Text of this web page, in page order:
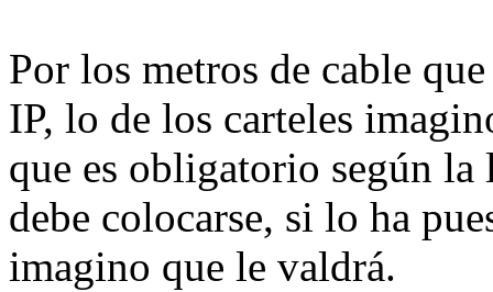
Por los metros de cable
IP, lo de los carteles
que es obligatorio según
debe colocarse, si lo ha
imagino que le valdrá.